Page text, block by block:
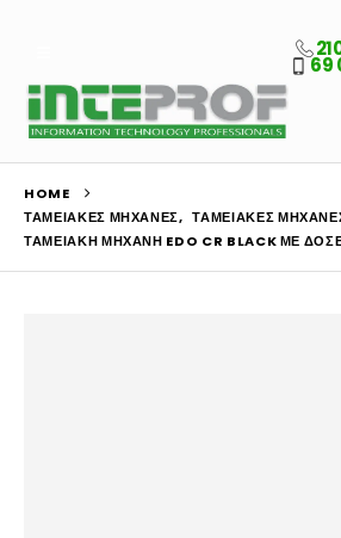
69
HOME
ΤΑΜΕΙΑΚΈΣ ΜΗΧΑΝΈΣ, ΤΑΜΕΙΑΚΈΣ
ΤΑΜΕΙΑΚΉ ΜΗΧΑΝΉ EDO CR BLACK ΜΕ